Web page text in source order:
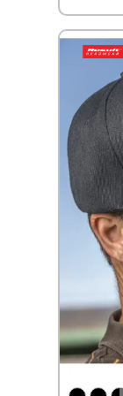
migliore
scatto